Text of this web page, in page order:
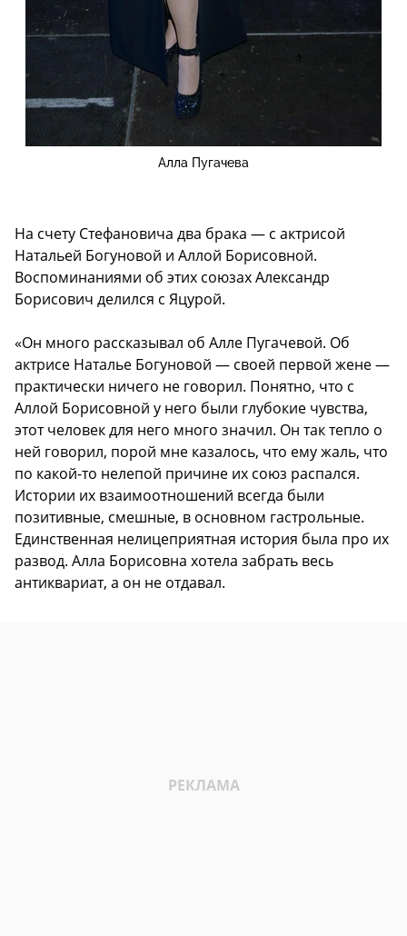
Алла Пугачева
На счету Стефановича два брака — с актрисой
Натальей Богуновой и Аллой Борисовной.
Воспоминаниями об этих союзах Александр
Борисович делился с Яцурой.
«Он много рассказывал об Алле Пугачевой. Об
актрисе Наталье Богуновой — своей первой жене —
практически ничего не говорил. Понятно, что с
Аллой Борисовной у него были глубокие чувства,
этот человек для него много значил. Он так тепло о
ней говорил, порой мне казалось, что ему жаль, что
по какой-то нелепой причине их союз распался.
Истории их взаимоотношений всегда были
позитивные, смешные, в основном гастрольные.
Единственная нелицеприятная история была про их
развод. Алла Борисовна хотела забрать весь
антиквариат, а он не отдавал.